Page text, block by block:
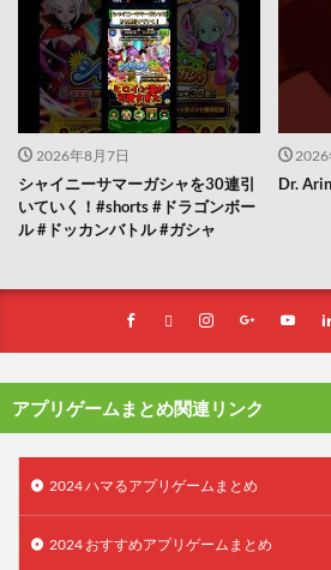
2026年8月7日
シャイニーサマーガシャを30連引
いていく！#shorts #ドラゴンボー
ル #ドッカンバトル #ガシャ
2026
Dr.
アプリゲームまとめ関連リンク
2024 ハマるアプリゲームまとめ
2024 おすすめアプリゲームまとめ